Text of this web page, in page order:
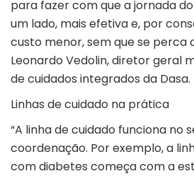
para fazer com que a jornada
um lado, mais efetiva e, por
custo menor, sem que se perca
Leonardo Vedolin, diretor geral
de cuidados integrados da Dasa.
Linhas de cuidado na prática
“A linha de cuidado funciona no
coordenação. Por exemplo, a
com diabetes começa com a